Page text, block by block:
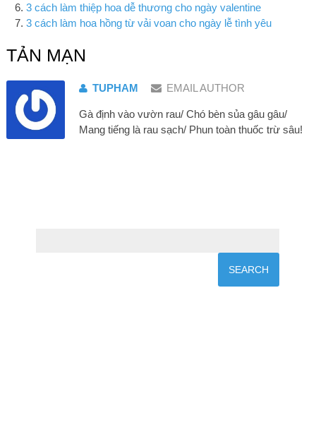
3 cách làm thiệp hoa dễ thương cho ngày valentine
3 cách làm hoa hồng từ vải voan cho ngày lễ tình yêu
TẢN MẠN
TUPHAM EMAIL AUTHOR
Gà định vào vườn rau/ Chó bèn sủa gâu gâu/
Mang tiếng là rau sạch/ Phun toàn thuốc trừ sâu!